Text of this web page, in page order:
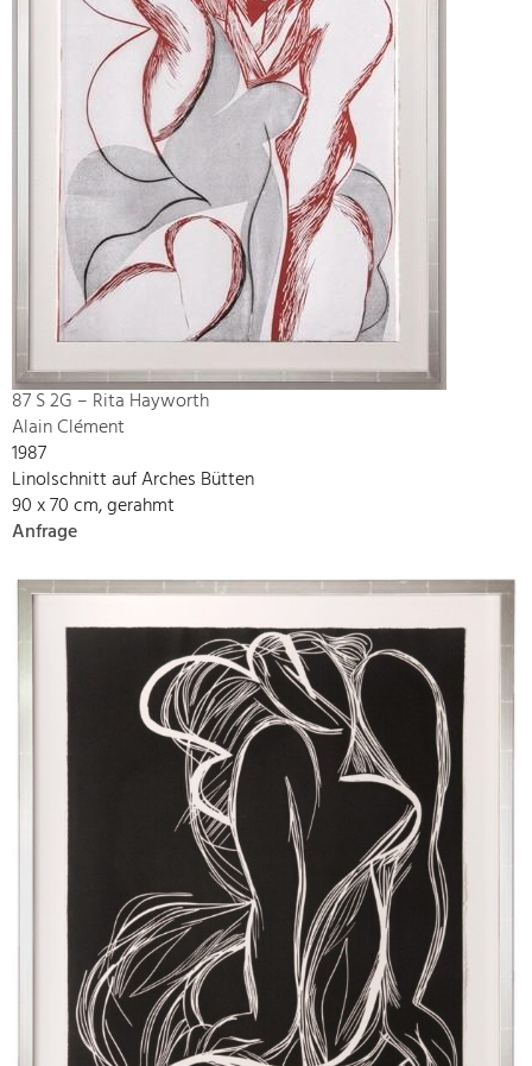
87 S 2G – Rita Hayworth
Alain Clément
1987
Linolschnitt auf Arches Bütten
90 x 70 cm, gerahmt
Anfrage